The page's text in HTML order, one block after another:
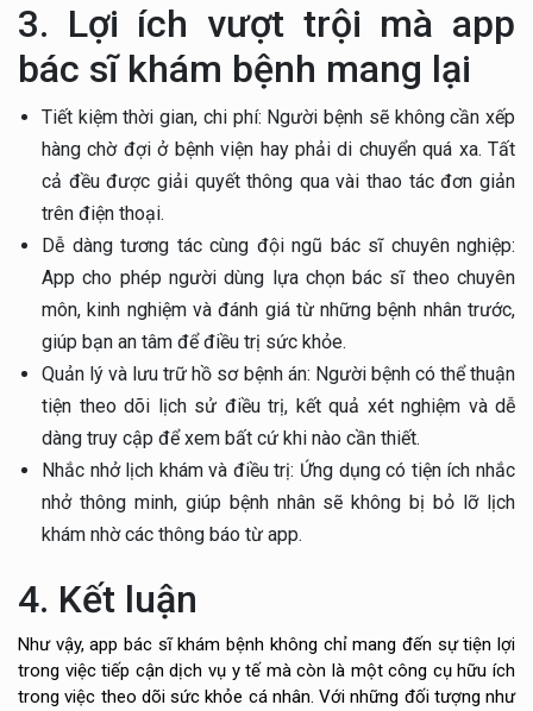
3. Lợi ích vượt trội mà app
bác sĩ khám bệnh mang lại
Tiết kiệm thời gian, chi phí: Người bệnh sẽ không cần xếp
hàng chờ đợi ở bệnh viện hay phải di chuyển quá xa. Tất
cả đều được giải quyết thông qua vài thao tác đơn giản
trên điện thoại.
Dễ dàng tương tác cùng đội ngũ bác sĩ chuyên nghiệp:
App cho phép người dùng lựa chọn bác sĩ theo chuyên
môn, kinh nghiệm và đánh giá từ những bệnh nhân trước,
giúp bạn an tâm để điều trị sức khỏe.
Quản lý và lưu trữ hồ sơ bệnh án: Người bệnh có thể thuận
tiện theo dõi lịch sử điều trị, kết quả xét nghiệm và dễ
dàng truy cập để xem bất cứ khi nào cần thiết.
Nhắc nhở lịch khám và điều trị: Ứng dụng có tiện ích nhắc
nhở thông minh, giúp bệnh nhân sẽ không bị bỏ lỡ lịch
khám nhờ các thông báo từ app.
4. Kết luận
Như vậy, app bác sĩ khám bệnh không chỉ mang đến sự tiện lợi
trong việc tiếp cận dịch vụ y tế mà còn là một công cụ hữu ích
trong việc theo dõi sức khỏe cá nhân. Với những đối tượng như